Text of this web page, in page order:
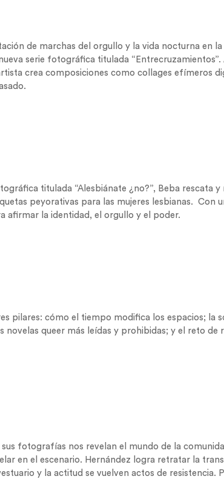
de marchas del orgullo y la vida nocturna en
serie fotográfica titulada
crea composiciones como collages efímeros
titulada “Alesbiánate ¿no?”, Beba rescata y
peyorativas para las mujeres lesbianas. Con
afirmar la identidad, el orgullo y el poder.
pilares: cómo el tiempo modifica los espacios; la
novelas queer más leídas y prohibidas; y el reto de
fotografías nos revelan el mundo de la
en el escenario. Hernández logra retratar la
y la actitud se vuelven actos de resistencia.